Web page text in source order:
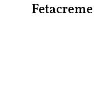
Fetacreme